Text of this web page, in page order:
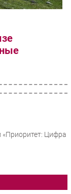
«Приоритет: Цифра